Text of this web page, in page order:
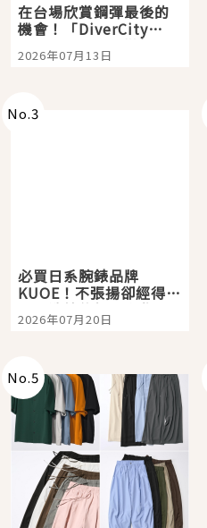
在台場欣賞鋼彈最後的
機會！「DiverCity
Tokyo Plaza」搭船、
購物、美食及夜景，一
2026年07月13日
No.3
必買日系腕錶品牌
KUOE！不張揚卻經得起
時間洗鍊的經典之作五
選
2026年07月20日
No.5